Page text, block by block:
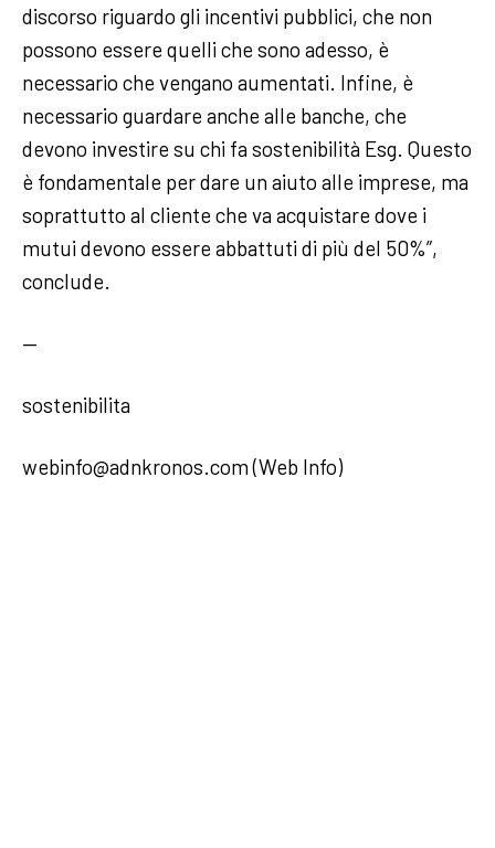
discorso riguardo gli incentivi pubblici, che non
possono essere quelli che sono adesso, è
necessario che vengano aumentati. Infine, è
necessario guardare anche alle banche, che
devono investire su chi fa sostenibilità Esg. Questo
è fondamentale per dare un aiuto alle imprese, ma
soprattutto al cliente che va acquistare dove i
mutui devono essere abbattuti di più del 50%”,
conclude.
—
sostenibilita
webinfo@adnkronos.com (Web Info)